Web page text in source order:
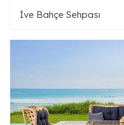
İve Bahçe Sehpası